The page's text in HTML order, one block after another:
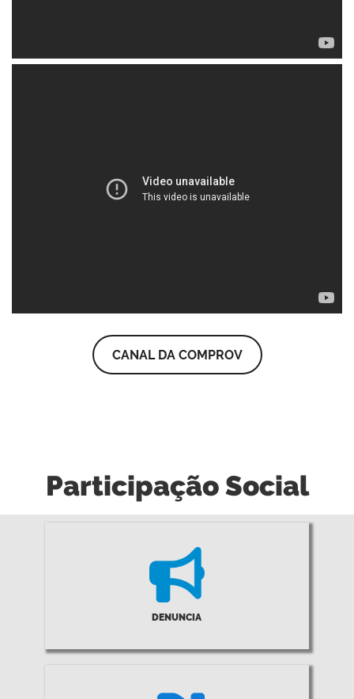
CANAL DA COMPROV
Participação Social
DENUNCIA